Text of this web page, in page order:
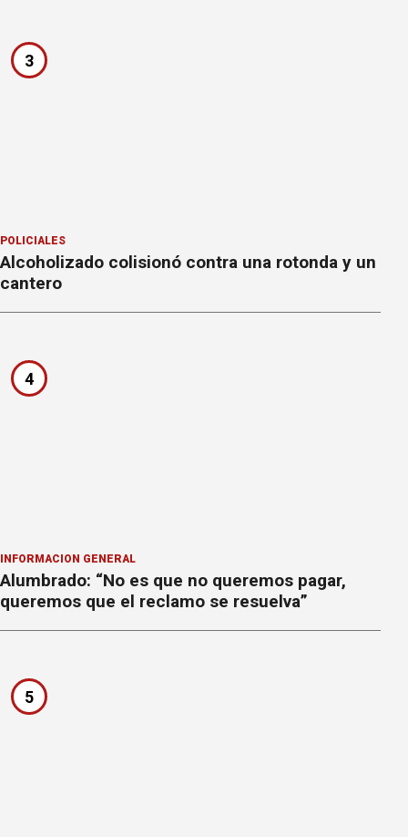
3
POLICIALES
Alcoholizado colisionó contra una rotonda y un
cantero
4
INFORMACION GENERAL
Alumbrado: “No es que no queremos pagar,
queremos que el reclamo se resuelva”
5